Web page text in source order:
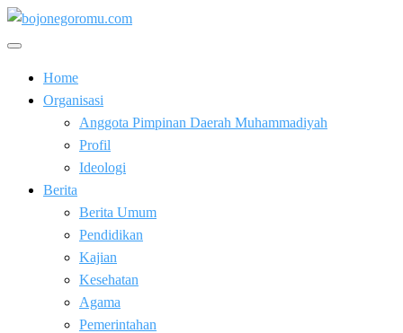
Skip
to
bojonegoromu.com
Home
Organisasi
Anggota Pimpinan Daerah Muhammadiyah
Profil
Ideologi
Berita
Berita Umum
Pendidikan
Kajian
Kesehatan
Agama
Pemerintahan